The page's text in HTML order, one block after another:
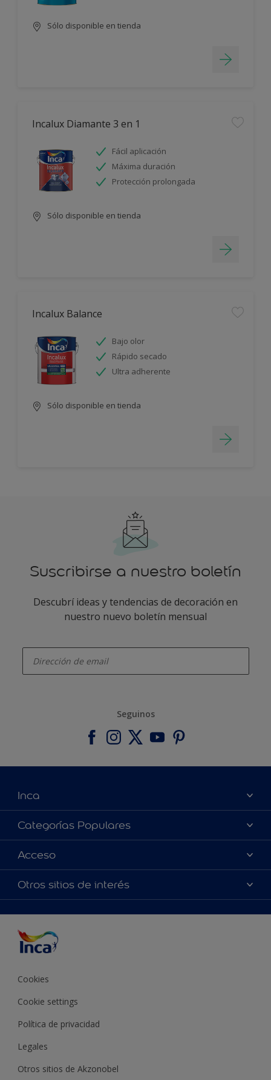
Sólo disponible en tienda
Incalux Diamante 3 en 1
Fácil aplicación
Máxima duración
Protección prolongada
Sólo disponible en tienda
Incalux Balance
Bajo olor
Rápido secado
Ultra adherente
Sólo disponible en tienda
Suscribirse a nuestro boletín
Descubrí ideas y tendencias de decoración en
nuestro nuevo boletín mensual
Seguinos
Inca
Acerca de Inca
Contactanos
Encontrá un distribuidor Inca
Categorías Populares
Colores
Productos
Inspiración
Acceso
Accesibilidad
Precisión del color
Otros sitios de interés
Cookies
Cookie settings
Política de privacidad
Legales
Otros sitios de Akzonobel